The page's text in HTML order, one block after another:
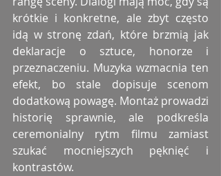
krótkie i konkretne, ale zbyt często
idą w stronę zdań, które brzmią jak
deklaracje o sztuce, honorze i
przeznaczeniu. Muzyka wzmacnia ten
efekt, bo stale dopisuje scenom
dodatkową powagę. Montaż prowadzi
historię sprawnie, ale podkreśla
ceremonialny rytm filmu zamiast
szukać mocniejszych pęknięć i
kontrastów.